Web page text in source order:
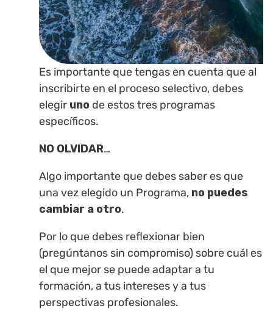
Es importante que tengas en cuenta que al
inscribirte en el proceso selectivo, debes
elegir uno de estos tres programas
específicos.
NO OLVIDAR…
Algo importante que debes saber es que
una vez elegido un Programa, no puedes
cambiar a otro.
Por lo que debes reflexionar bien
(pregúntanos sin compromiso) sobre cuál es
el que mejor se puede adaptar a tu
formación, a tus intereses y a tus
perspectivas profesionales.